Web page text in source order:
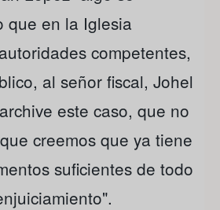
que en la Iglesia
competentes,
al señor fiscal, Johel
este caso, que no
creemos que ya tiene
suficientes de todo